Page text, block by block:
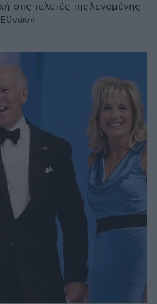
στις τελετές της λεγομένης